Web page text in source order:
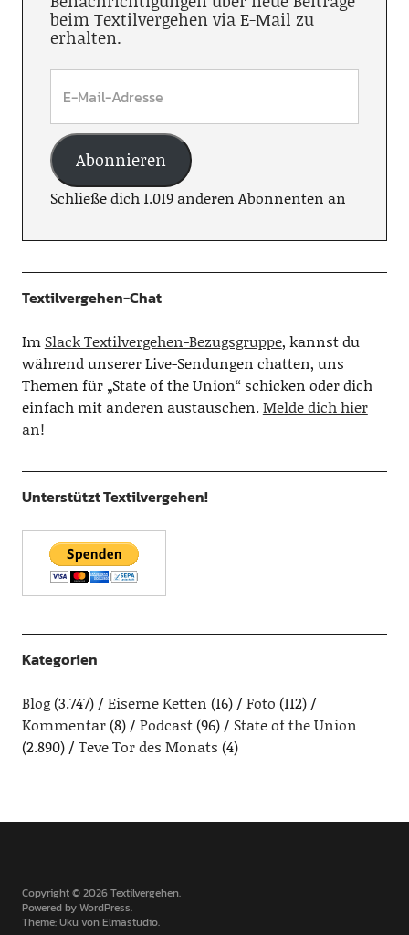
beim Textilvergehen via E-Mail zu
erhalten.
Abonnieren
Schließe dich 1.019 anderen Abonnenten an
Textilvergehen-Chat
Im Slack Textilvergehen-Bezugsgruppe, kannst du
während unserer Live-Sendungen chatten, uns
Themen für „State of the Union“ schicken oder dich
einfach mit anderen austauschen.Melde dich hier
an!
Unterstützt Textilvergehen!
Kategorien
Blog(3.747) Eiserne Ketten (16) Foto (112)
Kommentar(8) Podcast(96)
State of the Union
(2.890)
Teve Tor des Monats (4)
Copyright © 2026 Textilvergehen
Powered byWordPress
Theme: Uku vonElmastudio